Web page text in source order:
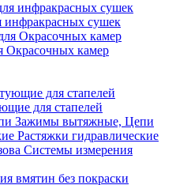
инфракрасных сушек
Окрасочных камер
для стапелей
Зажимы вытяжные, Цепи
Растяжки гидравлические
Системы измерения